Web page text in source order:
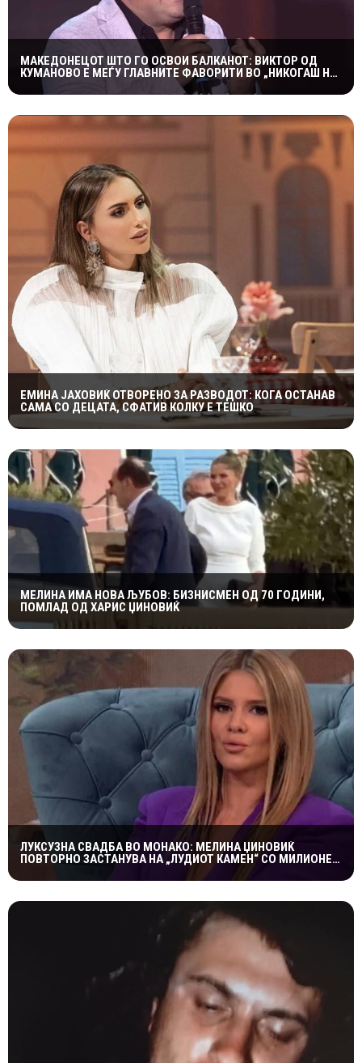
МАКЕДОНЕЦОТ ШТО ГО ОСВОИ БАЛКАНОТ: ВИКТОР ОД
КУМАНОВО Е МЕЃУ ГЛАВНИТЕ ФАВОРИТИ ВО „НИКОГАШ НЕ
Е ДОЦНА”
ЕМИНА ЈАХОВИЌ ОТВОРЕНО ЗА РАЗВОДОТ: КОГА ОСТАНАВ
САМА СО ДЕЦАТА, СФАТИВ КОЛКУ Е ТЕШКО
МЕЛИНА ИМА НОВА ЉУБОВ: БИЗНИСМЕН ОД 70 ГОДИНИ,
ПОМЛАД ОД ХАРИС ЏИНОВИЌ
ЛУКСУЗНА СВАДБА ВО МОНАКО: МЕЛИНА ЏИНОВИЌ
ПОВТОРНО ЗАСТАНУВА НА „ЛУДИОТ КАМЕН“ СО МИЛИОНЕР